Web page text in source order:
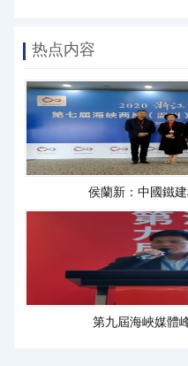
热点内容
侯蘭新：中國鐵
第九屆海峽媒體